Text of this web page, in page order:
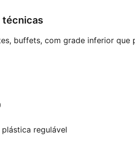
técnicas
buffets, com grade inferior que
regulável